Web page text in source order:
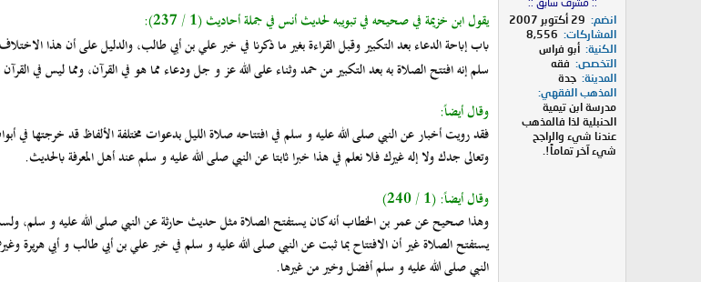
انضم
29 أكتوبر 2007
المشاركات
8,556
الكنية أبو فراس
التخصص
فقه
المدينة جدة
المذهب الفقهي
مدرسة ابن تيمية
الحنبلية لذا فالمذهب
عندنا شيء والراجح
شيء آخر تماماً!.
يقول ابن خزيمة في صحيحه في تبويبه لحديث أنس في جملة أحاديث (1 / 237):
باب إباحة الدعاء بعد التكبير وقبل القراءة بغير ما ذكرنا في خبر علي بن أبي طالب، والدليل على أن هذا
سلم إنه افتتح الصلاة به بعد التكبير من حمد وثناء على الله عز و جل ودعاء مما هو في القرآن، ومما ليس في
وقال أيضاً:
فقد رويت أخبار عن النبي صلى الله عليه و سلم في افتتاحه صلاة الليل بدعوات مختلفة الألفاظ قد خرجتها في
وتعالى جدك ولا إله غيرك فلا نعلم في هذا خبرا ثابتا عن النبي صلى الله عليه و سلم عند أهل المعرفة بالحديث.
وقال أيضاً: (1 / 240)
وهذا صحيح عن عمر بن الخطاب أنه كان يستفتح الصلاة مثل حديث حارثة عن النبي صلى الله عليه و سلم،
يستفتح الصلاة غير أن الافتتاح بما ثبت عن النبي صلى الله عليه و سلم في خبر علي بن أبي طالب و أبي هريرة
النبي صلى الله عليه و سلم أفضل وخير من غيرها.